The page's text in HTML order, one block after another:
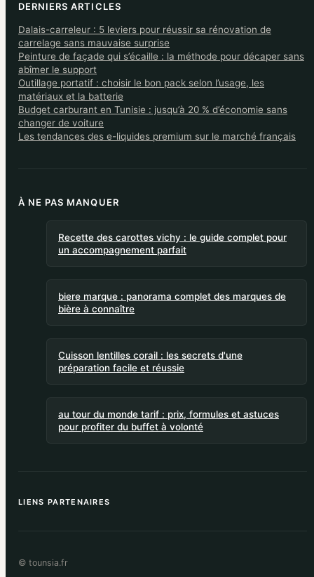
DERNIERS ARTICLES
Dalais-carreleur : 5 leviers pour réussir sa rénovation de
carrelage sans mauvaise surprise
Peinture de façade qui s’écaille : la méthode pour décaper sans
abîmer le support
Outillage portatif : choisir le bon pack selon l’usage, les
matériaux et la batterie
Budget carburant en Tunisie : jusqu’à 20 % d’économie sans
changer de voiture
Les tendances des e-liquides premium sur le marché français
À NE PAS MANQUER
Recette des carottes vichy : le guide complet pour
un accompagnement parfait
biere marque : panorama complet des marques de
bière à connaître
Cuisson lentilles corail : les secrets d'une
préparation facile et réussie
au tour du monde tarif : prix, formules et astuces
pour profiter du buffet à volonté
LIENS PARTENAIRES
© tounsia.fr